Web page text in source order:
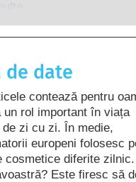
riscurile potențiale,
unei persoane
oamenilor. O substanță
reacție alergică se
cosmetice și
pot conține ingrediente
unele persoane.
că produsul nu este sigur
către alte persoane.
de date
contează pentru
un rol important în viața
de zi cu zi. În medie,
europeni folosesc
cosmetice diferite
Este firesc să